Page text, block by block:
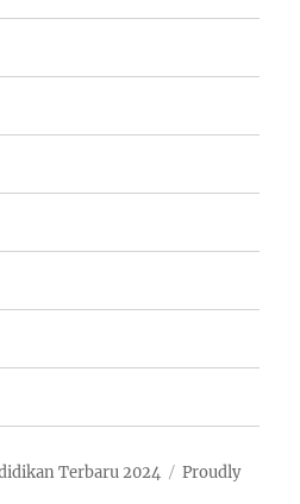
Terbaru 2024
Proudly